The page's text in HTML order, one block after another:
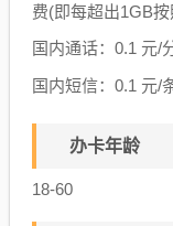
费(即每超出1GB
国内通话：0.1 元/
国内短信：0.1 元/
办卡年龄
18-60